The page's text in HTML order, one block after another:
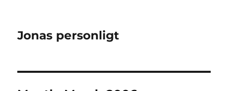
Jonas personligt